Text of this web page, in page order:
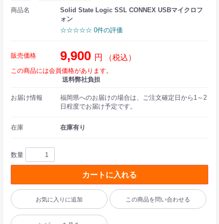
商品名
Solid State Logic SSL CONNEX USBマイクロフ
ォン
☆☆☆☆☆ 0件の評価
販売価格 9,900 円 （税込）
この商品には会員価格があります。
送料弊社負担
お届け情報
福岡県へのお届けの場合は、ご注文確定日から1～2
日程度でお届け予定です。
在庫 在庫有り
数量
カートに入れる
お気に入りに追加 この商品を問い合わせる